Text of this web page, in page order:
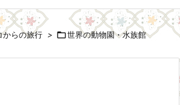

前へ
からの旅行 > 世界の動物園・水族館